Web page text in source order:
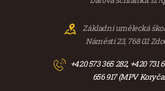
Základní umělecká
Náměstí 23, 768 02
+420 573 365 282, +420 731
656 917 (MPV